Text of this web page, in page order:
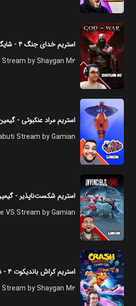
استریم خدای جنگ ۴ - شایگان ام ۲
by Shaygan M2
استریم مراد عنکبوتی -
Stream by Gamian
استریم شکست‌ناپذیر -
VS Stream by Gamian
استریم کراش باندیکوت ۴ - شایگان ام ۲
by Shaygan M2